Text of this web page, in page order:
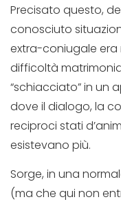
Precisato questo,
conosciuto
extra-coniugale
difficoltà
“schiacciato” in un
dove il dialogo, la
reciproci stati
esistevano più.
Sorge, in una
(ma che qui non